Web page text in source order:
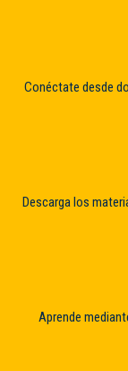
Conéctate desde
Descarga los
Aprende